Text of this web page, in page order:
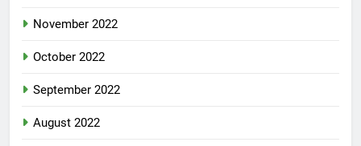
November 2022
October 2022
September 2022
August 2022